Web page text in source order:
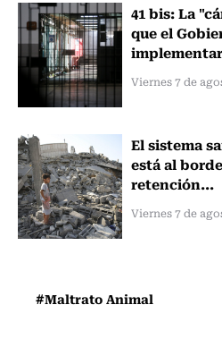
41 bis: La
que el
Viernes 7 de
El sistema
está al
retención...
Viernes 7 de
#Maltrato Animal